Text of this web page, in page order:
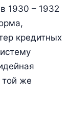
1930 – 1932
кредитных
той же